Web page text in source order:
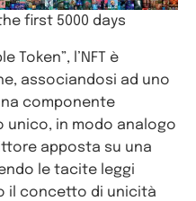
first 5000 days
Token”, l’NFT è
associandosi ad uno
componente
unico, in modo analogo
apposta su una
le tacite leggi
il concetto di unicità